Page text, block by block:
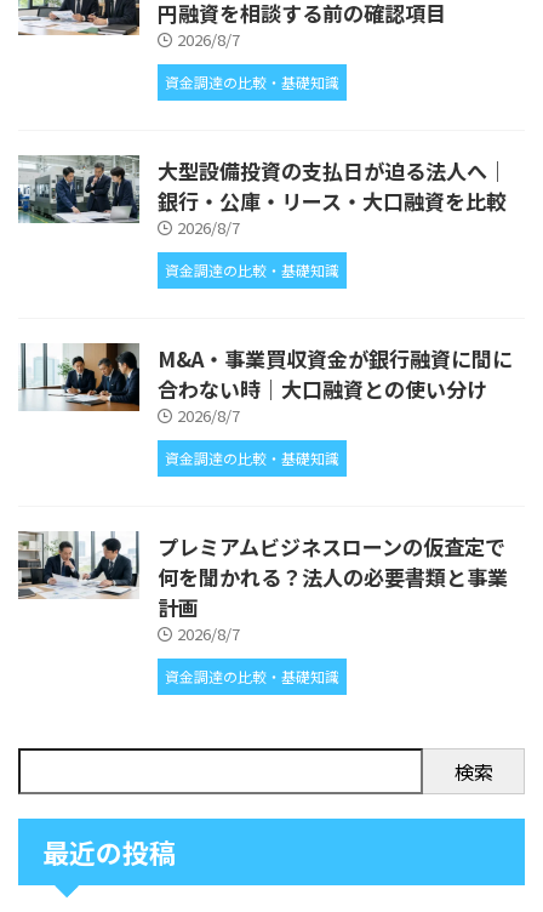
円融資を相談する前の確認項目
2026/8/7
資金調達の比較・基礎知識
大型設備投資の支払日が迫る法人へ｜
銀行・公庫・リース・大口融資を比較
2026/8/7
資金調達の比較・基礎知識
M&A・事業買収資金が銀行融資に間に
合わない時｜大口融資との使い分け
2026/8/7
資金調達の比較・基礎知識
プレミアムビジネスローンの仮査定で
何を聞かれる？法人の必要書類と事業
計画
2026/8/7
資金調達の比較・基礎知識
検索
最近の投稿